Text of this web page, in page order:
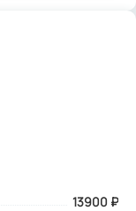
13900 ₽